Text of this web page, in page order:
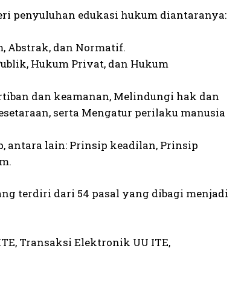
penyuluhan edukasi hukum diantaranya:
Abstrak, dan Normatif.
Hukum Privat, dan Hukum
dan keamanan, Melindungi hak dan
serta Mengatur perilaku manusia
antara lain: Prinsip keadilan, Prinsip
terdiri dari 54 pasal yang dibagi menjadi
Transaksi Elektronik UU ITE,